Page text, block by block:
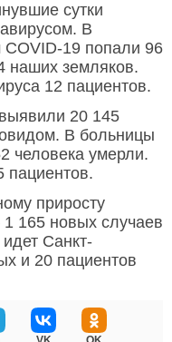
сутки
В
19 попали 96
наших земляков.
12 пациентов.
20 145
В больницы
человека умерли.
пациентов.
приросту
165 новых случаев
Санкт-
и 20 пациентов